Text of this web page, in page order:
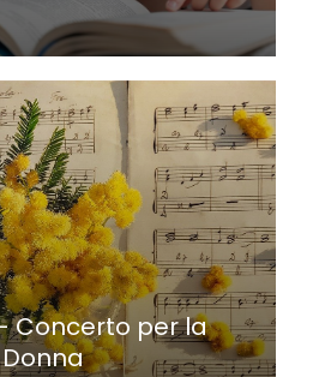
Concerto per la